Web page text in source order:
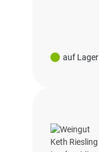
auf Lager